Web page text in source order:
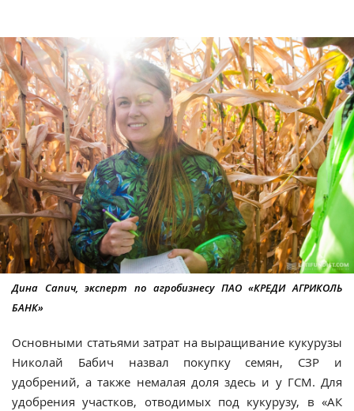
Дина Сапич, эксперт по агробизнесу ПАО «КРЕДИ АГРИКОЛЬ
БАНК»
Основными статьями затрат на выращивание кукурузы
Николай Бабич назвал покупку семян, СЗР и
удобрений, а также немалая доля здесь и у ГСМ. Для
удобрения участков, отводимых под кукурузу, в «АК